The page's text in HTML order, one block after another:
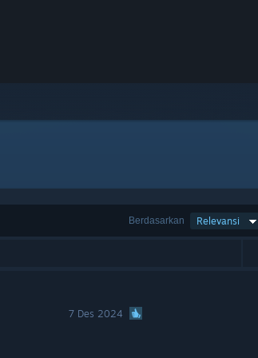
Berdasarkan Relevansi
7 Des 2024